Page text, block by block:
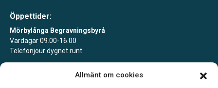
Allmänt om cookies
Öppettider:
Mörbylånga Begravningsbyrå
Vardagar 09.00-16.00
Telefonjour dygnet runt.
Mörbylånga Begravningsbyrå Färjestaden